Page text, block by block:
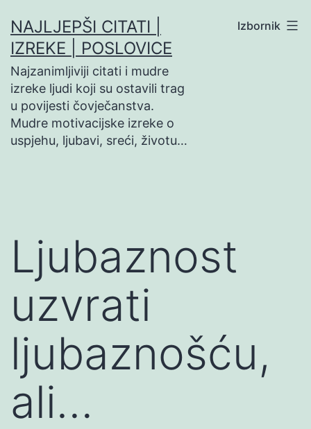
na
sadržaj
NAJLJEPŠI CITATI |
IZREKE | POSLOVICE
Najzanimljiviji citati i mudre
izreke ljudi koji su ostavili trag
u povijesti čovječanstva.
Mudre motivacijske izreke o
uspjehu, ljubavi, sreći, životu…
Izbornik
Ljubaznost
uzvrati
ljubaznošću,
ali…